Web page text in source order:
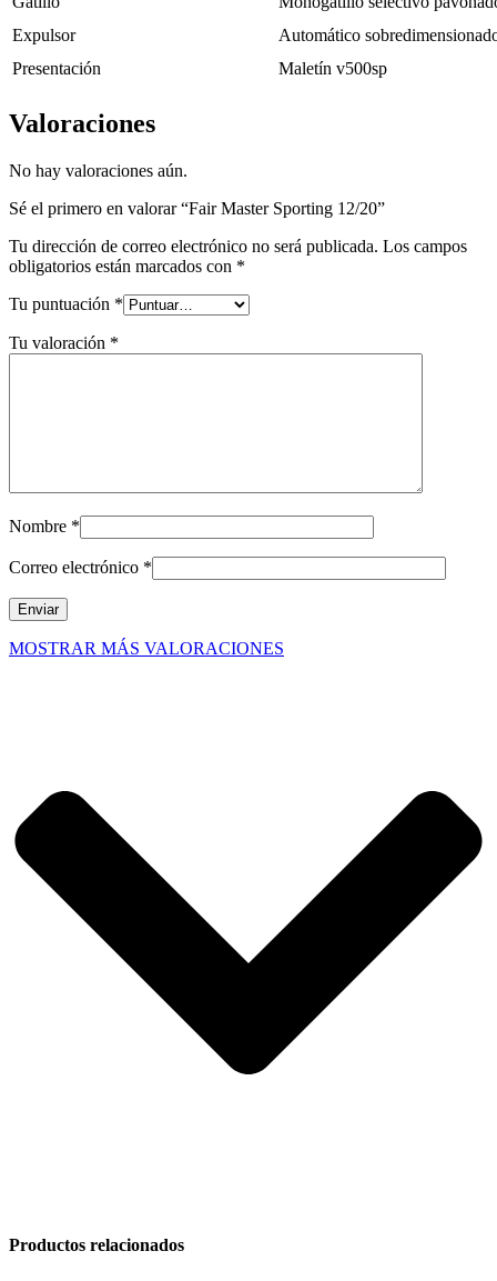
Expulsor
Automático
Presentación
Maletín v500sp
Valoraciones
No hay valoraciones aún.
Sé el primero en valorar “Fair Master Sporting 12/20”
Tu dirección de correo electrónico no será publicada. Los campos
obligatorios están marcados con *
Tu puntuación *
Tu valoración *
Nombre *
Correo electrónico *
MOSTRAR MÁS VALORACIONES
Productos relacionados